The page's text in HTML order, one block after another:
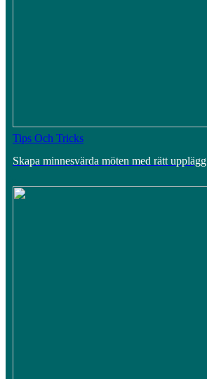
Tips Och Tricks
Skapa minnesvärda möten med rätt upplägg